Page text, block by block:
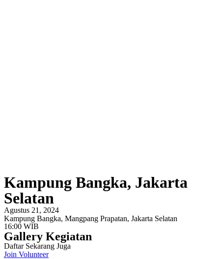
Kampung Bangka, Jakarta
Selatan
Agustus 21, 2024
Kampung Bangka, Mangpang Prapatan, Jakarta Selatan
16:00 WIB
Gallery Kegiatan
Daftar Sekarang Juga
Join Volunteer